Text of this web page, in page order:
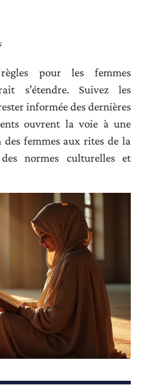
règles pour les femmes
s’étendre. Suivez les
informée des dernières
ouvrent la voie à une
femmes aux rites de la
normes culturelles et